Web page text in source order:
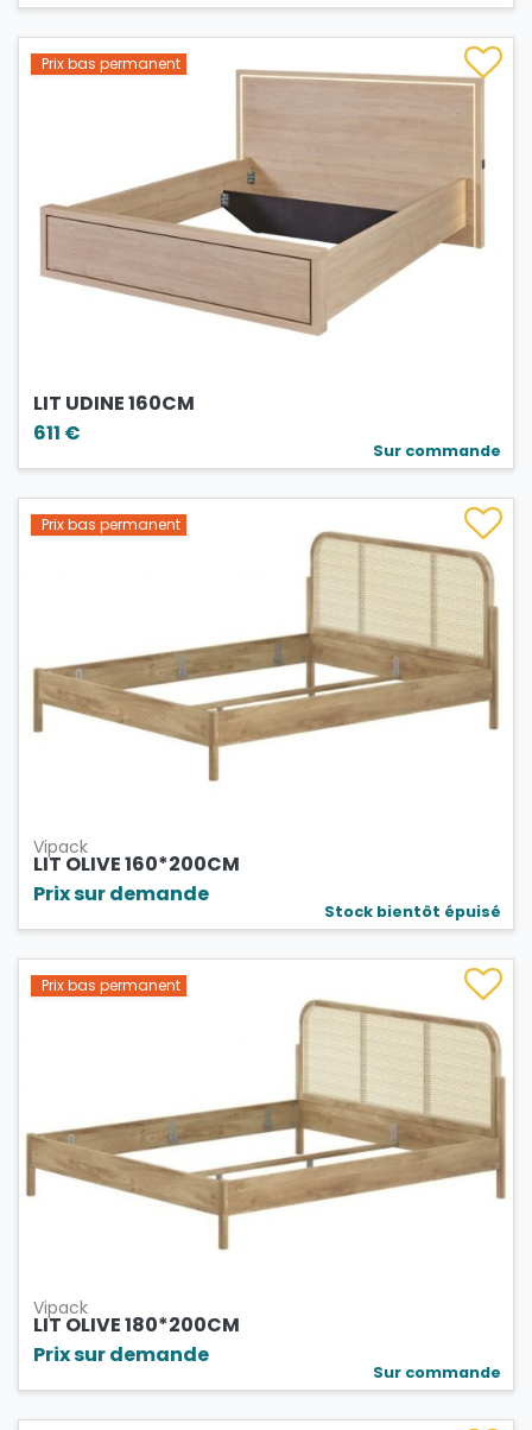
Prix bas permanent
LIT UDINE 160CM
611 €
Sur commande
Prix bas permanent
Vipack
LIT OLIVE 160*200CM
Prix sur demande
Stock bientôt épuisé
Prix bas permanent
Vipack
LIT OLIVE 180*200CM
Prix sur demande
Sur commande